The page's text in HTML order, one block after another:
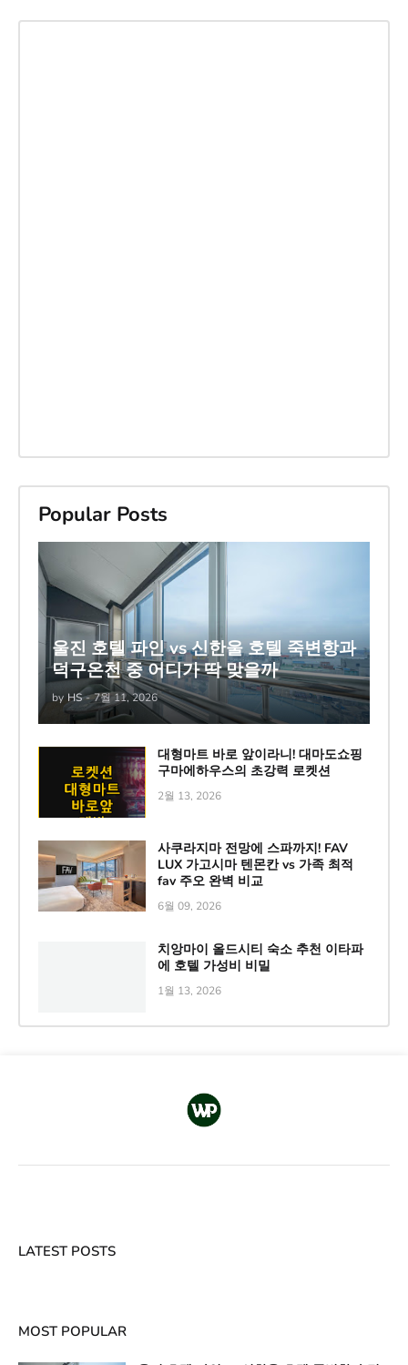
Popular Posts
울진 호텔 파인 vs 신한울 호텔 죽변항과
덕구온천 중 어디가 딱 맞을까
by HS - 7월 11, 2026
대형마트 바로 앞이라니! 대마도쇼핑
구마에하우스의 초강력 로켓션
2월 13, 2026
사쿠라지마 전망에 스파까지! FAV
LUX 가고시마 텐몬칸 vs 가족 최적
fav 주오 완벽 비교
6월 09, 2026
치앙마이 올드시티 숙소 추천 이타파
에 호텔 가성비 비밀
1월 13, 2026
LATEST POSTS
MOST POPULAR